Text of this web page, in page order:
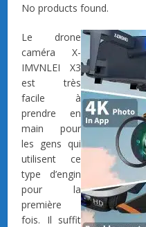
No products found.
Le drone
caméra X-
IMVNLEI X3
est très
facile à
prendre en
main pour
les gens qui
utilisent ce
type d’engin
pour la
première
fois. Il suffit